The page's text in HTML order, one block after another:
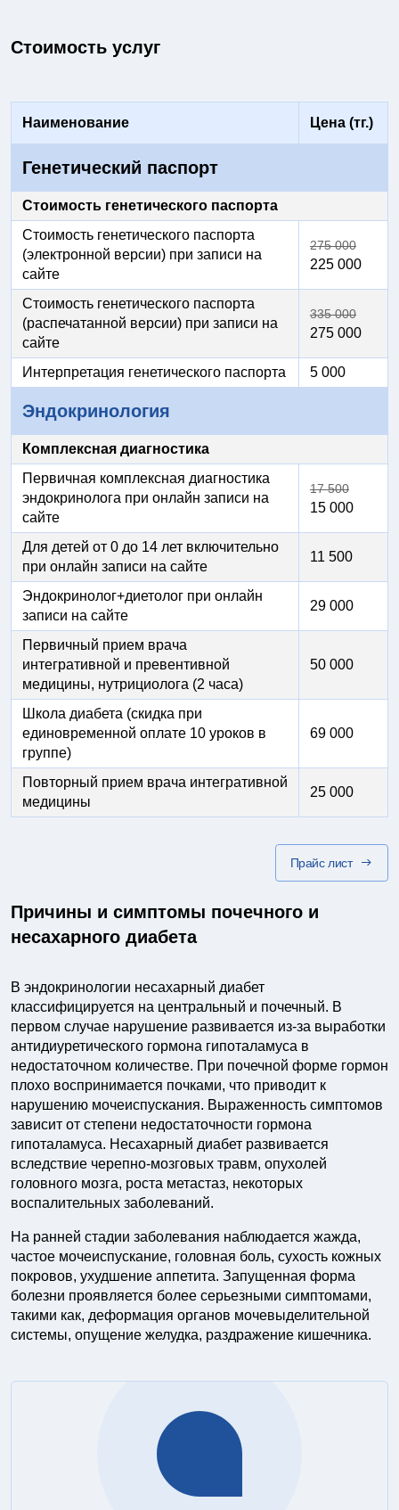
Стоимость услуг
Наименование Цена (тг.)
Генетический паспорт
Стоимость генетического паспорта
Стоимость генетического паспорта
(электронной версии) при записи на
сайте
275 000
225 000
Стоимость генетического паспорта
(распечатанной версии) при записи на
сайте
335 000
275 000
Интерпретация генетического паспорта 5 000
Эндокринология
Комплексная диагностика
Первичная комплексная диагностика
эндокринолога при онлайн записи на
сайте
17 500
15 000
Для детей от 0 до 14 лет включительно
при онлайн записи на сайте
11 500
Эндокринолог+диетолог при онлайн
записи на сайте
29 000
Первичный прием врача
интегративной и превентивной
медицины, нутрициолога (2 часа)
50 000
Школа диабета (скидка при
единовременной оплате 10 уроков в
группе)
69 000
Повторный прием врача интегративной
медицины
25 000
Прайс лист
Причины и симптомы почечного и
несахарного диабета
В эндокринологии несахарный диабет
классифицируется на центральный и почечный. В
первом случае нарушение развивается из-за выработки
антидиуретического гормона гипоталамуса в
недостаточном количестве. При почечной форме гормон
плохо воспринимается почками, что приводит к
нарушению мочеиспускания. Выраженность симптомов
зависит от степени недостаточности гормона
гипоталамуса. Несахарный диабет развивается
вследствие черепно-мозговых травм, опухолей
головного мозга, роста метастаз, некоторых
воспалительных заболеваний.
На ранней стадии заболевания наблюдается жажда,
частое мочеиспускание, головная боль, сухость кожных
покровов, ухудшение аппетита. Запущенная форма
болезни проявляется более серьезными симптомами,
такими как, деформация органов мочевыделительной
системы, опущение желудка, раздражение кишечника.